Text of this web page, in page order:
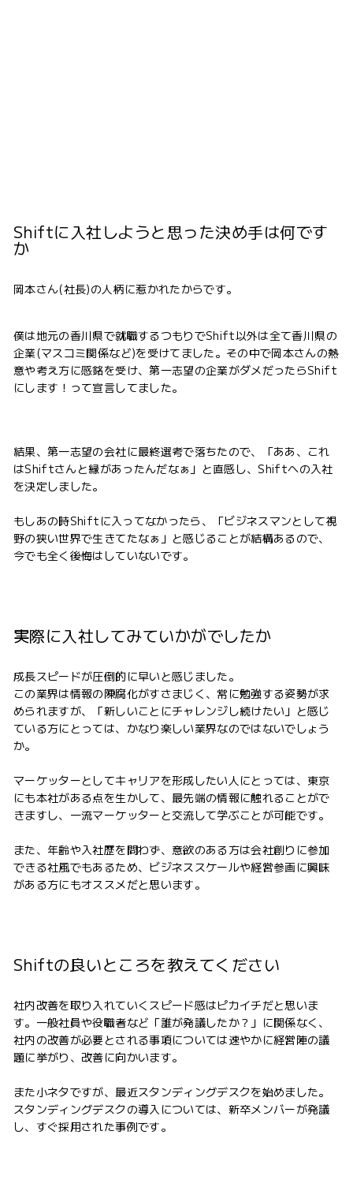
Shiftに入社しようと思った決め手は何です
か
岡本さん(社長)の人柄に惹かれたからです。
僕は地元の香川県で就職するつもりでShift以外は全て香川県の
企業(マスコミ関係など)を受けてました。その中で岡本さんの熱
意や考え方に感銘を受け、第一志望の企業がダメだったらShift
にします！って宣言してました。
結果、第一志望の会社に最終選考で落ちたので、「ああ、これ
はShiftさんと縁があったんだなぁ」と直感し、Shiftへの入社
を決定しました。
もしあの時Shiftに入ってなかったら、「ビジネスマンとして視
野の狭い世界で生きてたなぁ」と感じることが結構あるので、
今でも全く後悔はしていないです。
実際に入社してみていかがでしたか
成長スピードが圧倒的に早いと感じました。
この業界は情報の陳腐化がすさまじく、常に勉強する姿勢が求
められますが、「新しいことにチャレンジし続けたい」と感じ
ている方にとっては、かなり楽しい業界なのではないでしょう
か。
マーケッターとしてキャリアを形成したい人にとっては、東京
にも本社がある点を生かして、最先端の情報に触れることがで
きますし、一流マーケッターと交流して学ぶことが可能です。
また、年齢や入社歴を問わず、意欲のある方は会社創りに参加
できる社風でもあるため、ビジネススケールや経営参画に興味
がある方にもオススメだと思います。
Shiftの良いところを教えてください
社内改善を取り入れていくスピード感はピカイチだと思いま
す。一般社員や役職者など「誰が発議したか？」に関係なく、
社内の改善が必要とされる事項については速やかに経営陣の議
題に挙がり、改善に向かいます。
また小ネタですが、最近スタンディングデスクを始めました。
スタンディングデスクの導入については、新卒メンバーが発議
し、すぐ採用された事例です。